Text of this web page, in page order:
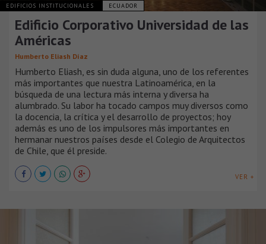
EDIFICIOS INSTITUCIONALES ECUADOR
Edificio Corporativo Universidad de las
Américas
Humberto Eliash Díaz
Humberto Eliash, es sin duda alguna, uno de los referentes
más importantes que nuestra Latinoamérica, en la
búsqueda de una lectura más interna y diversa ha
alumbrado. Su labor ha tocado campos muy diversos como
la docencia, la crítica y el desarrollo de proyectos; hoy
además es uno de los impulsores más importantes en
hermanar nuestros países desde el Colegio de Arquitectos
de Chile, que él preside.
VER +